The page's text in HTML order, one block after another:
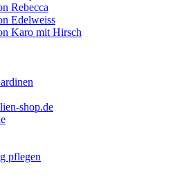
Rebecca
Edelweiss
Karo mit Hirsch
shop.de
pflegen